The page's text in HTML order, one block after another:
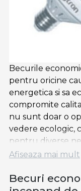
Becurile
pentru oricine
energetica si sa
compromite
nu sunt doar o
vedere ecologic,
pentru diverse
Cu clasificarea
ofere
minimizeaza
Afiseaza mai mult
Becuri